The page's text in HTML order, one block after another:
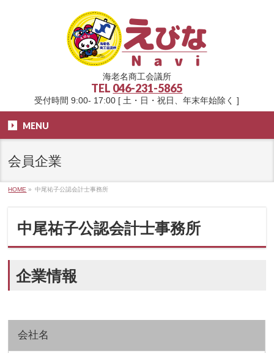
海老名商工会議所
TEL 046-231-5865
受付時間 9:00- 17:00 [ 土・日・祝日、年末年始除く ]
MENU
会員企業
HOME » 中尾祐子公認会計士事務所
中尾祐子公認会計士事務所
企業情報
会社名